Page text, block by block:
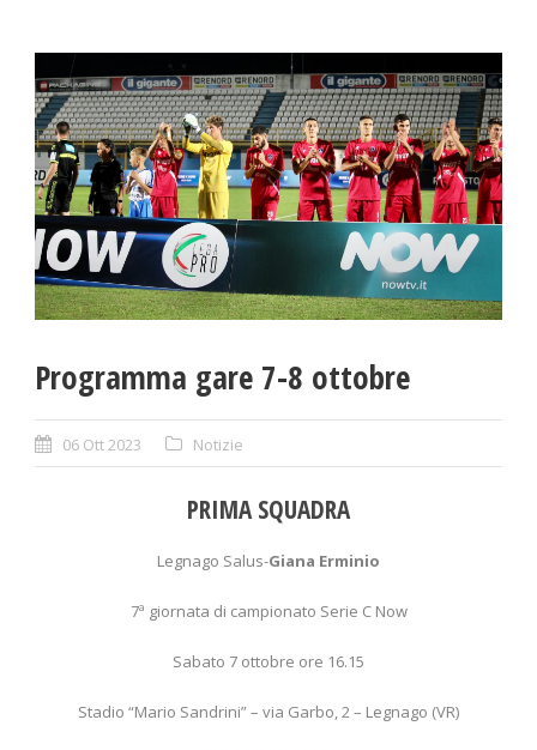
Programma gare 7-8 ottobre
06 Ott 2023 Notizie
PRIMA SQUADRA
Legnago Salus-Giana Erminio
7ª giornata di campionato Serie C Now
Sabato 7 ottobre ore 16.15
Stadio “Mario Sandrini” – via Garbo, 2 – Legnago (VR)